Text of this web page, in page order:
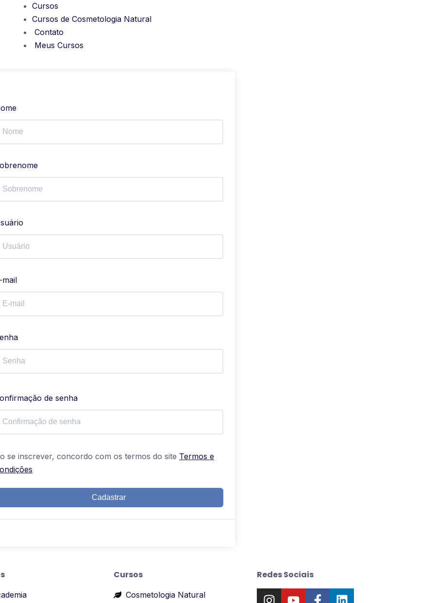
Cursos
Cursos de Cosmetologia Natural
Contato
Meus Cursos
mail
de senha
se inscrever, concordo com os termos do site Termos e
Cadastrar
Cursos
Cosmetologia Natural
Redes Sociais